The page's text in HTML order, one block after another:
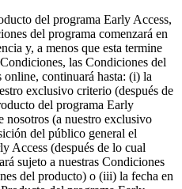
del programa Early Access,
del programa comenzará en
y, a menos que esta termine
las Condiciones del
continuará hasta: (i) la
exclusivo criterio (después de
del programa Early
nosotros (a nuestro exclusivo
del público general el
Access (después de lo cual
sujeto a nuestras Condiciones
del producto) o (iii) la fecha en